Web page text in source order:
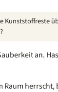
Kunststoffreste
an.